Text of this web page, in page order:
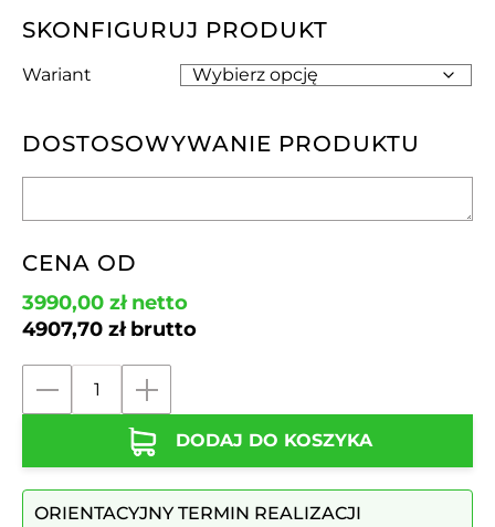
SKONFIGURUJ PRODUKT
Wariant
DOSTOSOWYWANIE PRODUKTU
CENA OD
3990,00 złnetto
4907,70 złbrutto
segregacji
ATENA
III
DODAJ DO KOSZYKA
ORIENTACYJNY TERMIN REALIZACJI